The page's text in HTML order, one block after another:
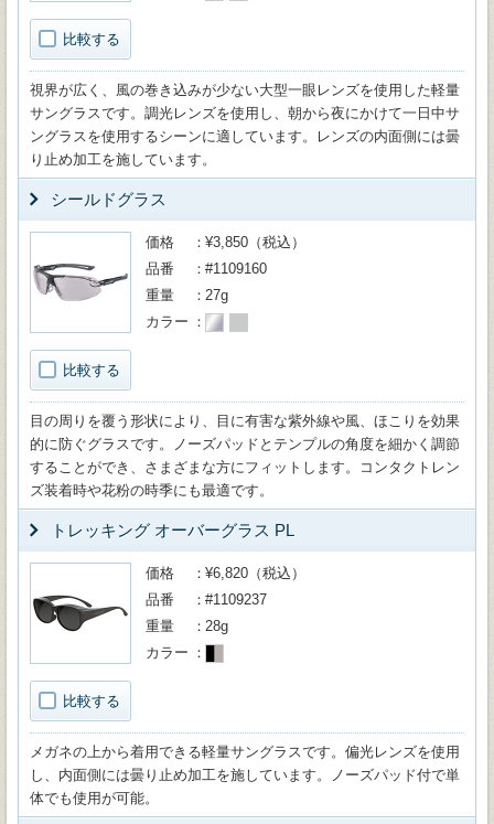
比較する
視界が広く、風の巻き込みが少ない大型一眼レンズを使用した軽量
サングラスです。調光レンズを使用し、朝から夜にかけて一日中サ
ングラスを使用するシーンに適しています。レンズの内面側には曇
り止め加工を施しています。
シールドグラス
比較する
価格
¥3,850（税込）
品番
#1109160
重量
27g
カラー
目の周りを覆う形状により、目に有害な紫外線や風、ほこりを効果
的に防ぐグラスです。ノーズパッドとテンプルの角度を細かく調節
することができ、さまざまな方にフィットします。コンタクトレン
ズ装着時や花粉の時季にも最適です。
トレッキング オーバーグラス PL
比較する
価格
¥6,820（税込）
品番
#1109237
重量
28g
カラー
メガネの上から着用できる軽量サングラスです。偏光レンズを使用
し、内面側には曇り止め加工を施しています。ノーズパッド付で単
体でも使用が可能。